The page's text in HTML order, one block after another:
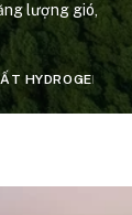
lượng gió,
HYDROGEN